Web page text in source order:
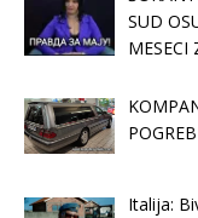
SUD
MESECI
Italija: